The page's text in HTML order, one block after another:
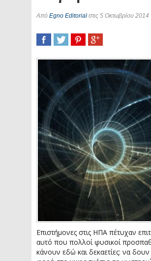
Από Egno Editorial στις 5 Οκτωβρίου 2014
Επιστήμονες στις ΗΠΑ πέτυχαν
αυτό που πολλοί φυσικοί
κάνουν εδώ και δεκαετίες: να